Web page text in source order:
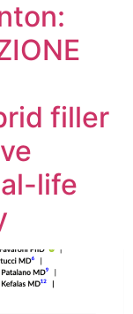
filler
life